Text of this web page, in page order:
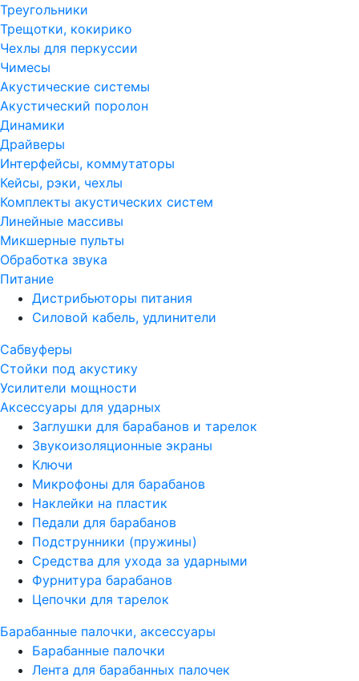
Треугольники
Трещотки, кокирико
Чехлы для перкуссии
Чимесы
Акустические системы
Акустический поролон
Динамики
Драйверы
Интерфейсы, коммутаторы
Кейсы, рэки, чехлы
Комплекты акустических систем
Линейные массивы
Микшерные пульты
Обработка звука
Питание
Дистрибьюторы питания
Силовой кабель, удлинители
Сабвуферы
Стойки под акустику
Усилители мощности
Аксессуары для ударных
Заглушки для барабанов и тарелок
Звукоизоляционные экраны
Ключи
Микрофоны для барабанов
Наклейки на пластик
Педали для барабанов
Подструнники (пружины)
Средства для ухода за ударными
Фурнитура барабанов
Цепочки для тарелок
Барабанные палочки, аксессуары
Барабанные палочки
Лента для барабанных палочек